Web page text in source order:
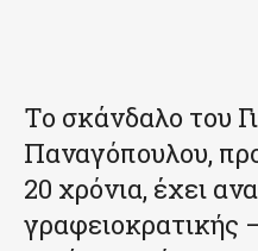
Το σκάνδαλο του
Παναγόπουλου,
20 χρόνια, έχει
γραφειοκρατικής